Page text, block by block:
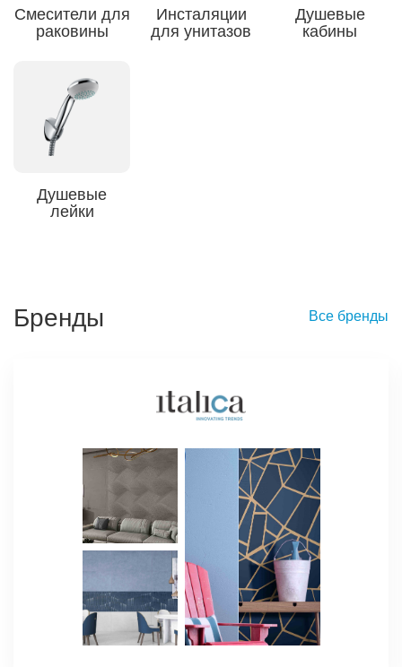
Смесители для
раковины
Инсталяции
для унитазов
Душевые
кабины
Душевые
лейки
Бренды Все бренды